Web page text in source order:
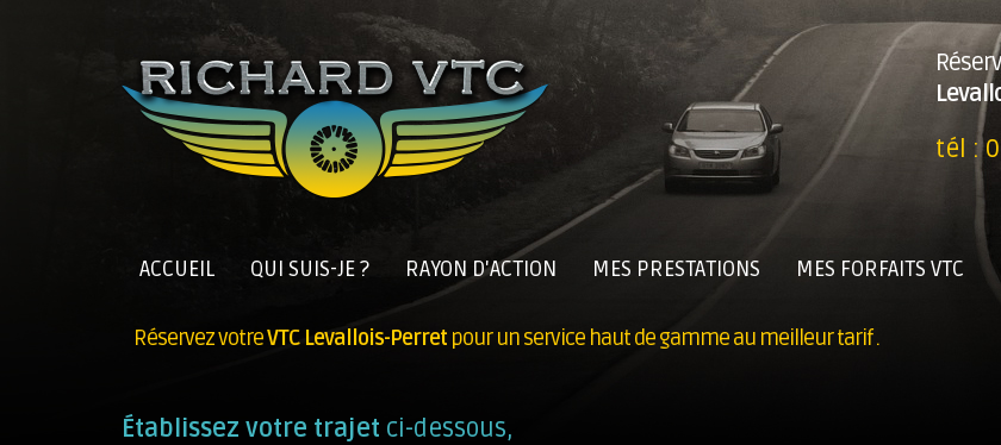
tél :
ACCUEIL QUI SUIS-JE ? RAYON D'ACTION MES PRESTATIONS MES FORFAITS VTC
Réservez votreVTC Levallois-Perret pour un service haut de gamme au meilleur tarif .
Établissez votre trajet ci-dessous,